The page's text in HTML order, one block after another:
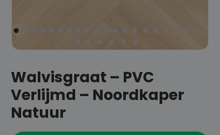
Walvisgraat – PVC
Verlijmd – Noordkaper
Natuur